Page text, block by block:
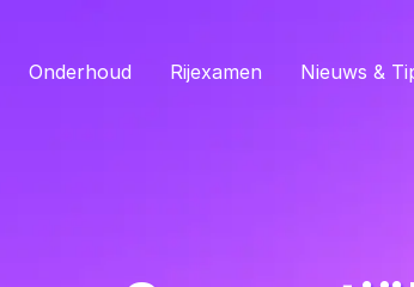
Onderhoud Rijexamen Nieuws &